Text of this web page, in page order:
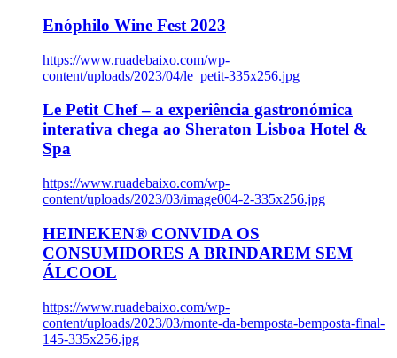
Enóphilo Wine Fest 2023
https://www.ruadebaixo.com/wp-
content/uploads/2023/04/le_petit-335x256.jpg
Le Petit Chef – a experiência gastronómica
interativa chega ao Sheraton Lisboa Hotel &
Spa
https://www.ruadebaixo.com/wp-
content/uploads/2023/03/image004-2-335x256.jpg
HEINEKEN® CONVIDA OS
CONSUMIDORES A BRINDAREM SEM
ÁLCOOL
https://www.ruadebaixo.com/wp-
content/uploads/2023/03/monte-da-bemposta-bemposta-final-
145-335x256.jpg